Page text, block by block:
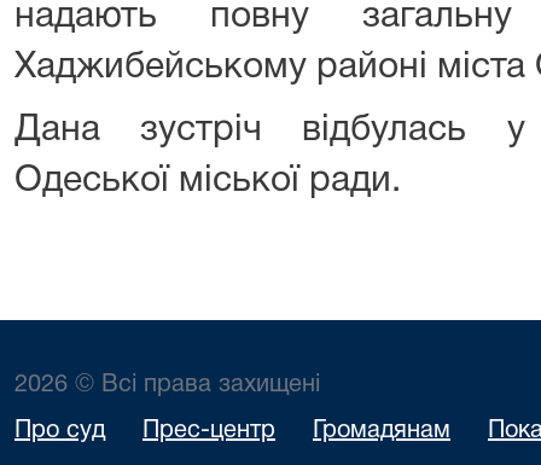
надають повну
Хаджибейському районі міста
Дана зустріч відбулась у
Одеської міської ради.
2026 © Всі права захищені
Про суд Прес-центр Громадянам